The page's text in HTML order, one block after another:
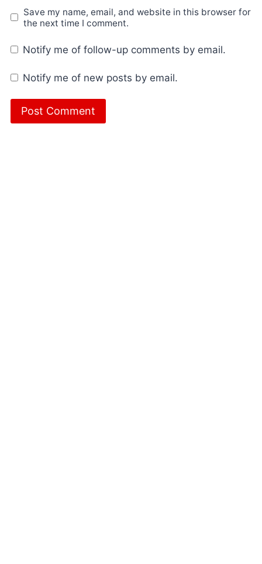
Save my name, email, and website in this browser for
the next time I comment.
Notify me of follow-up comments by email.
Notify me of new posts by email.